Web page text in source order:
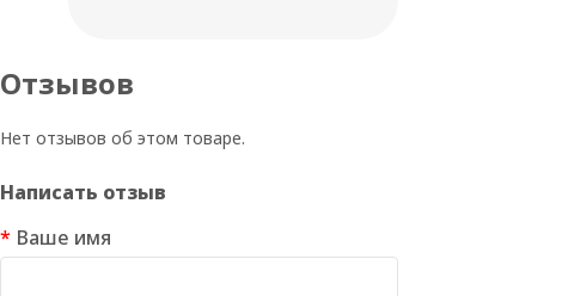
Отзывов
Нет отзывов об этом товаре.
Написать отзыв
Ваше имя